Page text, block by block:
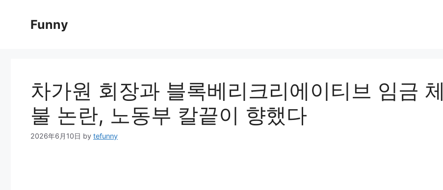
Funny
차가원 회장과 블록베리크리에이티브 임금 체
불 논란, 노동부 칼끝이 향했다
2026年6月10日 by tefunny